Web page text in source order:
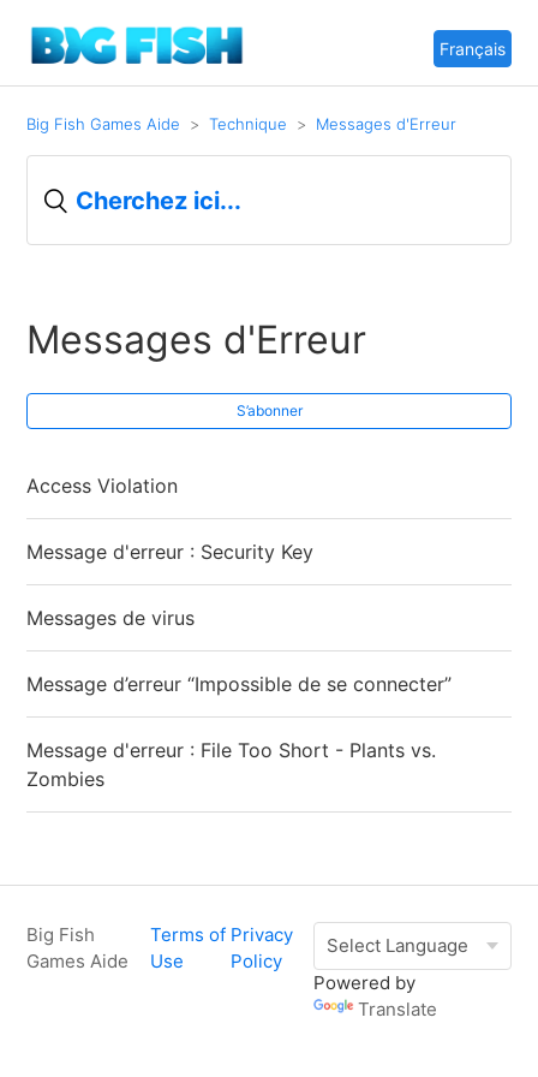
Français
Big Fish Games Aide Technique Messages d'Erreur
Messages d'Erreur
S’abonner
Access Violation
Message d'erreur : Security Key
Messages de virus
Message d’erreur “Impossible de se connecter”
Message d'erreur : File Too Short - Plants vs.
Zombies
Big Fish
Games Aide
Terms of
Use
Privacy
Policy
Powered by
Translate